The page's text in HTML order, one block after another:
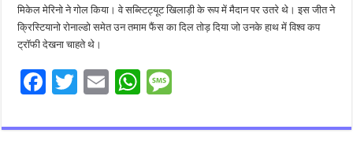
मिकेल मेरिनो ने गोल किया। वे सब्स्टिट्यूट खिलाड़ी के रूप में मैदान पर उतरे थे। इस जीत ने
क्रिस्टियानो रोनाल्डो समेत उन तमाम फैंस का दिल तोड़ दिया जो उनके हाथ में विश्व कप
ट्रॉफी देखना चाहते थे।
F
e
T
tt
E
ai
W
at sa